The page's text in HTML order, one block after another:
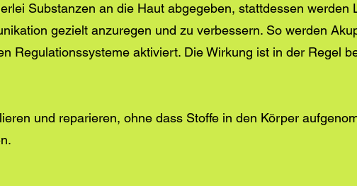
Substanzen an die Haut abgegeben, stattdessen werden
gezielt anzuregen und zu verbessern. So werden
Regulationssysteme aktiviert. Die Wirkung ist in der Regel
und reparieren, ohne dass Stoffe in den Körper